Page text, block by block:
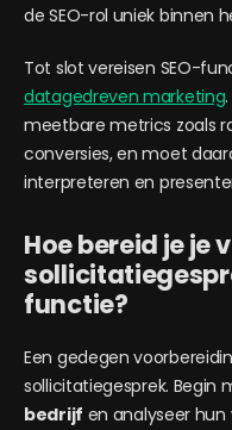
de SEO-rol uniek binnen
Tot slot vereisen SEO-
datagedreven marketing
meetbare metrics zoals
conversies, en moet
interpreteren en
Hoe bereid je je
functie?
Een gedegen
sollicitatiegesprek. Begin
bedrijf en analyseer